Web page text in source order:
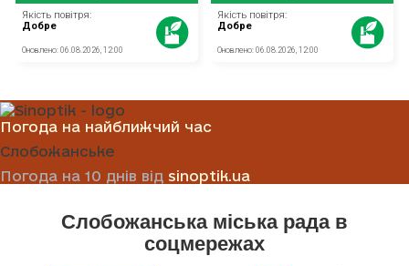
Погода на найближчий час
Слобожанське
Погода на 10 днів від sinoptik.ua
Слобожанська міська рада в
соцмережах